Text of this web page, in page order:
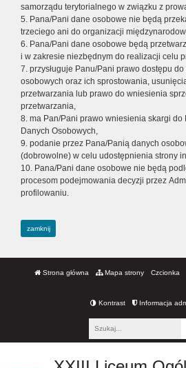
samorządu terytorialnego w związku z
5. Pana/Pani dane osobowe nie będą
trzeciego ani do organizacji
6. Pana/Pani dane osobowe będą
i w zakresie niezbędnym do realizacji celu
7. przysługuje Panu/Pani prawo dostępu
osobowych oraz ich sprostowania,
przetwarzania lub prawo do wniesienia
przetwarzania,
8. ma Pan/Pani prawo wniesienia skargi do
Danych Osobowych,
9. podanie przez Pana/Panią danych
(dobrowolne) w celu udostępnienia strony
10. Pana/Pani dane osobowe nie będą
procesom podejmowania decyzji przez
profilowaniu.
zamknij
Strona główna Mapa strony Czcionka
Kontrast Informacja